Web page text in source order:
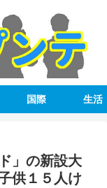
国際 生活
」の新設大
供１５人け